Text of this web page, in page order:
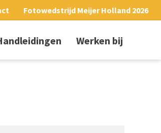
Fotowedstrijd Meijer Holland 2026
Werken bij